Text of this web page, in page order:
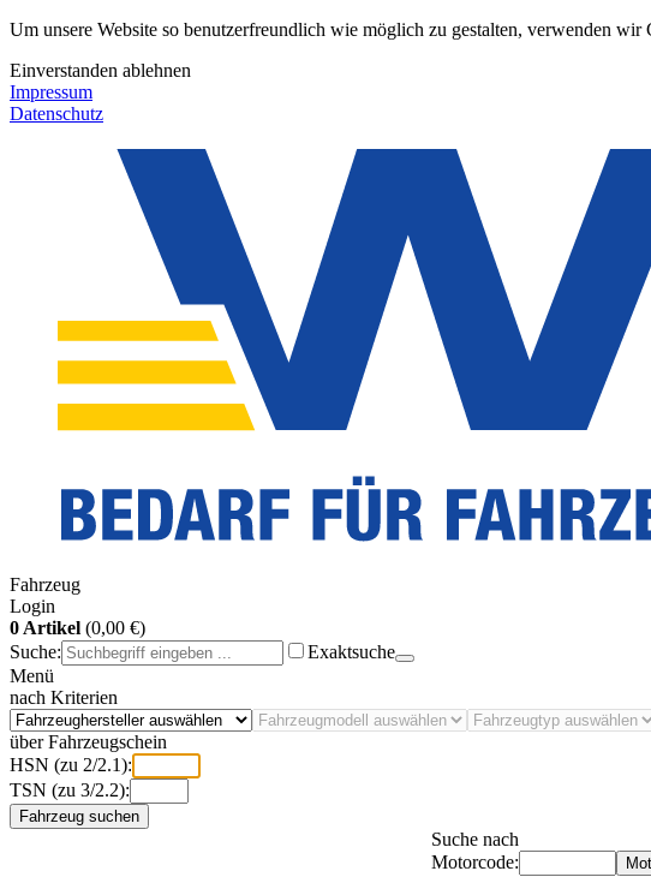
Um unsere Website so benutzerfreundlich wie möglich zu gestalten, verwenden wir
Einverstanden ablehnen
Impressum
Datenschutz
Fahrzeug
Login
0 Artikel (0,00 €)
Suche:
Exaktsuche
Menü
nach Kriterien
über Fahrzeugschein
HSN (zu 2/2.1):
TSN (zu 3/2.2):
Fahrzeug suchen
Suche nach
Motorcode: